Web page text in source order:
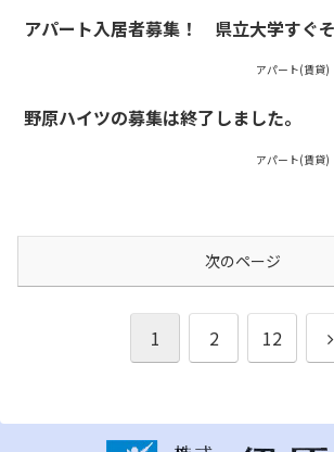
アパート入居者募集！ 県立大学すぐ
アパート(賃貸)
野原ハイツの募集は終了しました。
アパート(賃貸)
次のページ
1 2 12
次